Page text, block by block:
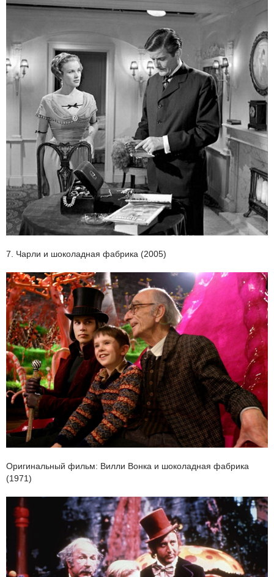
7. Чарли и шоколадная фабрика (2005)
Оригинальный фильм: Вилли Вонка и шоколадная фабрика
(1971)